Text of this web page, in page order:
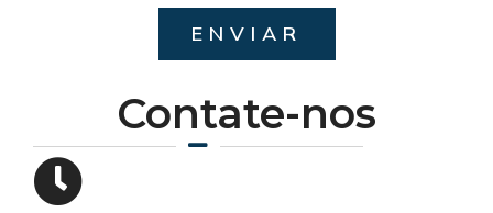
Contate-nos
ENVIAR